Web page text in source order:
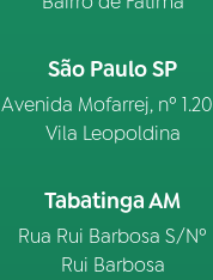
São Paulo SP
Avenida Mofarrej, nº
Vila Leopoldina
Tabatinga AM
Rua Rui Barbosa S/Nº
Rui Barbosa